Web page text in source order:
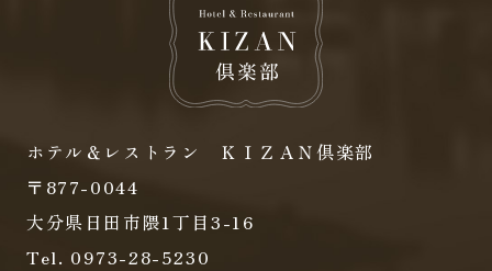
ホテル＆レストラン ＫＩＺＡＮ倶楽部
〒877-0044
大分県日田市隈1丁目3-16
Tel. 0973-28-5230